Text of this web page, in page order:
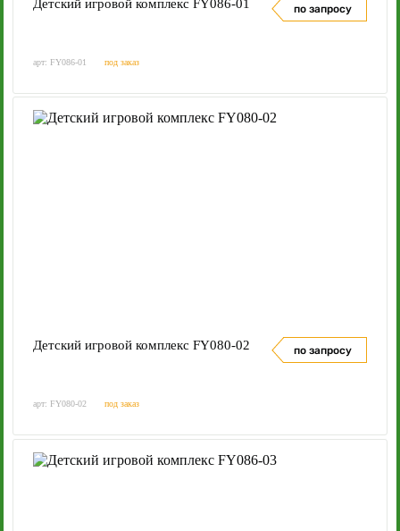
Детский игровой комплекс FY086-01 по запросу
арт: FY086-01 под заказ
Детский игровой комплекс FY080-02 по запросу
арт: FY080-02 под заказ